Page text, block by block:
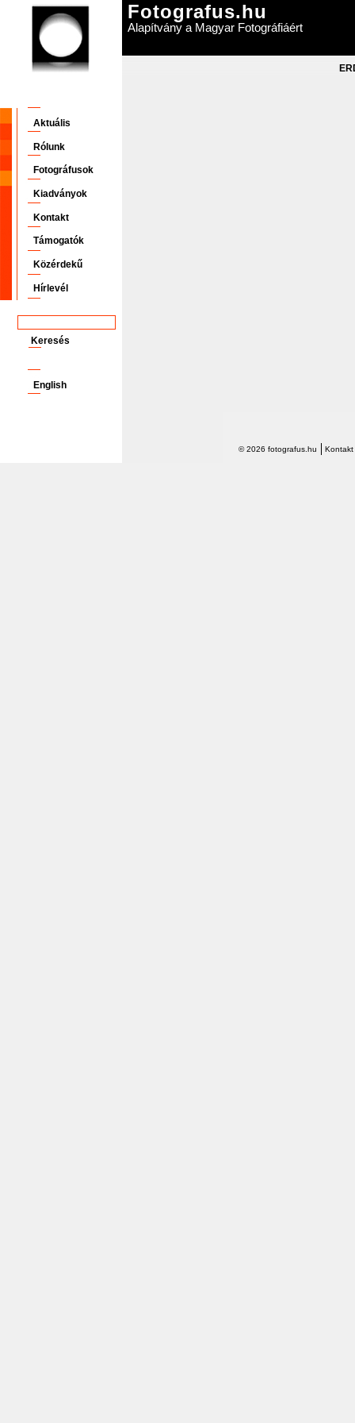
Fotografus.hu
Alapítvány a Magyar Fotográfiáért
Aktuális
Rólunk
Fotográfusok
Kiadványok
Kontakt
Támogatók
Közérdekű
Hírlevél
English
© 2026 fotografus.hu Kontakt